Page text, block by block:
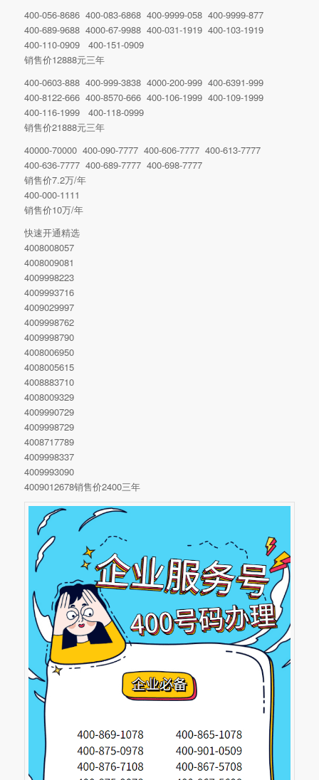
400-056-8686 400-083-6868 400-9999-058 400-9999-877
400-689-9688 4000-67-9988 400-031-1919 400-103-1919
400-110-0909 400-151-0909
销售价12888元三年
400-0603-888 400-999-3838 4000-200-999 400-6391-999
400-8122-666 400-8570-666 400-106-1999 400-109-1999
400-116-1999 400-118-0999
销售价21888元三年
40000-70000 400-090-7777 400-606-7777 400-613-7777
400-636-7777 400-689-7777 400-698-7777
销售价7.2万/年
400-000-1111
销售价10万/年
快速开通精选
4008008057
4008009081
4009998223
4009993716
4009029997
4009998762
4009998790
4008006950
4008005615
4008883710
4008009329
4009990729
4009998729
4008717789
4009998337
4009993090
4009012678销售价2400三年